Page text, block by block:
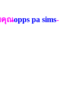
คุณopps pa sims-